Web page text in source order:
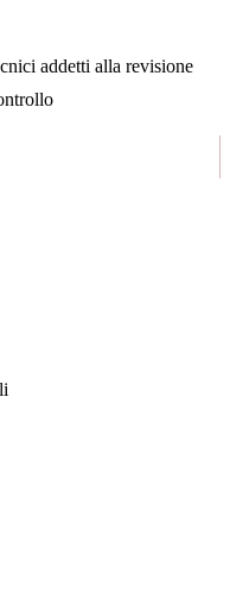
addetti alla revisione